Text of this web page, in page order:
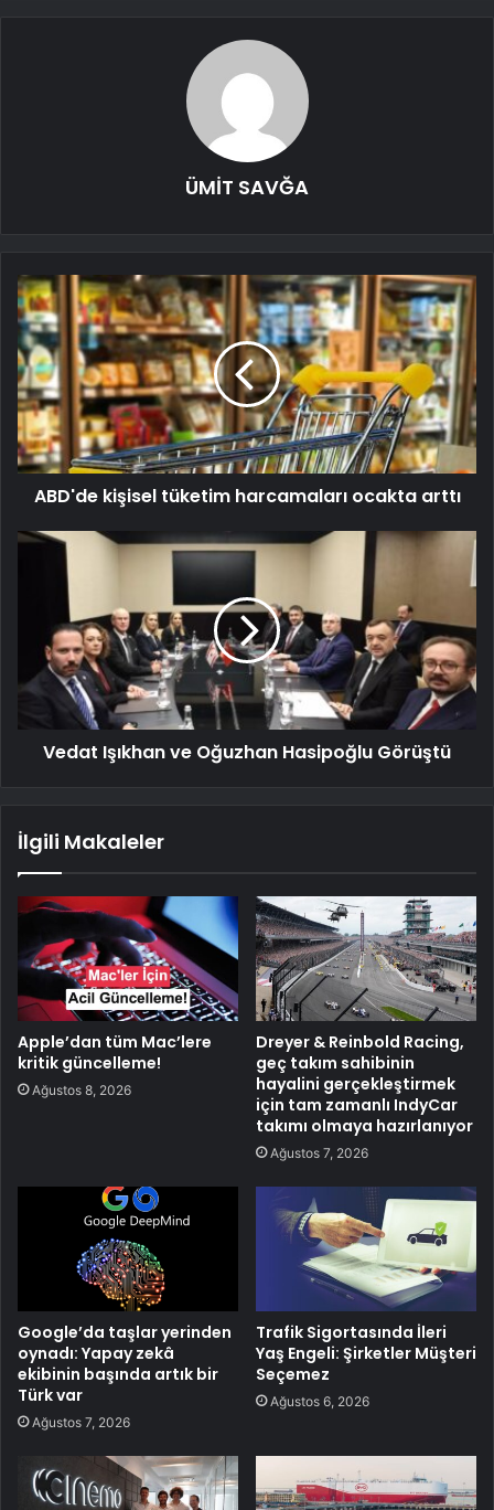
ÜMİT SAVĞA
ABD'de kişisel tüketim harcamaları ocakta arttı
Vedat Işıkhan ve Oğuzhan Hasipoğlu Görüştü
İlgili Makaleler
Apple’dan tüm Mac’lere
kritik güncelleme!
Ağustos 8, 2026
Dreyer & Reinbold Racing,
geç takım sahibinin
hayalini gerçekleştirmek
için tam zamanlı IndyCar
takımı olmaya hazırlanıyor
Ağustos 7, 2026
Google’da taşlar yerinden
oynadı: Yapay zekâ
ekibinin başında artık bir
Türk var
Ağustos 7, 2026
Trafik Sigortasında İleri
Yaş Engeli: Şirketler Müşteri
Seçemez
Ağustos 6, 2026